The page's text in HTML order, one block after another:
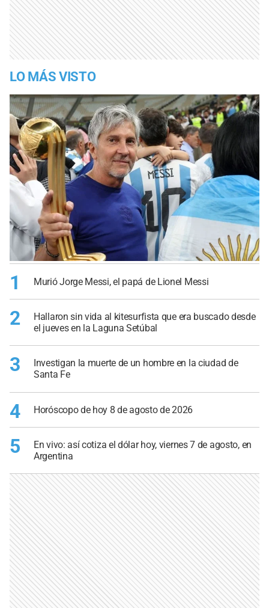
LO MÁS VISTO
1 Murió Jorge Messi, el papá de Lionel Messi
2
Hallaron sin vida al kitesurfista que era buscado desde
el jueves en la Laguna Setúbal
3
Investigan la muerte de un hombre en la ciudad de
Santa Fe
4 Horóscopo de hoy 8 de agosto de 2026
5
En vivo: así cotiza el dólar hoy, viernes 7 de agosto, en
Argentina